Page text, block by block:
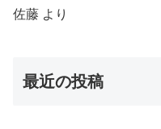
佐藤 より
最近の投稿